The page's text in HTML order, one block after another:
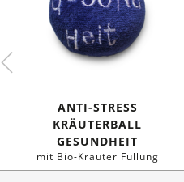
ANTI-STRESS
KRÄUTERBALL
GESUNDHEIT
mit Bio-Kräuter Füllung
€11,95